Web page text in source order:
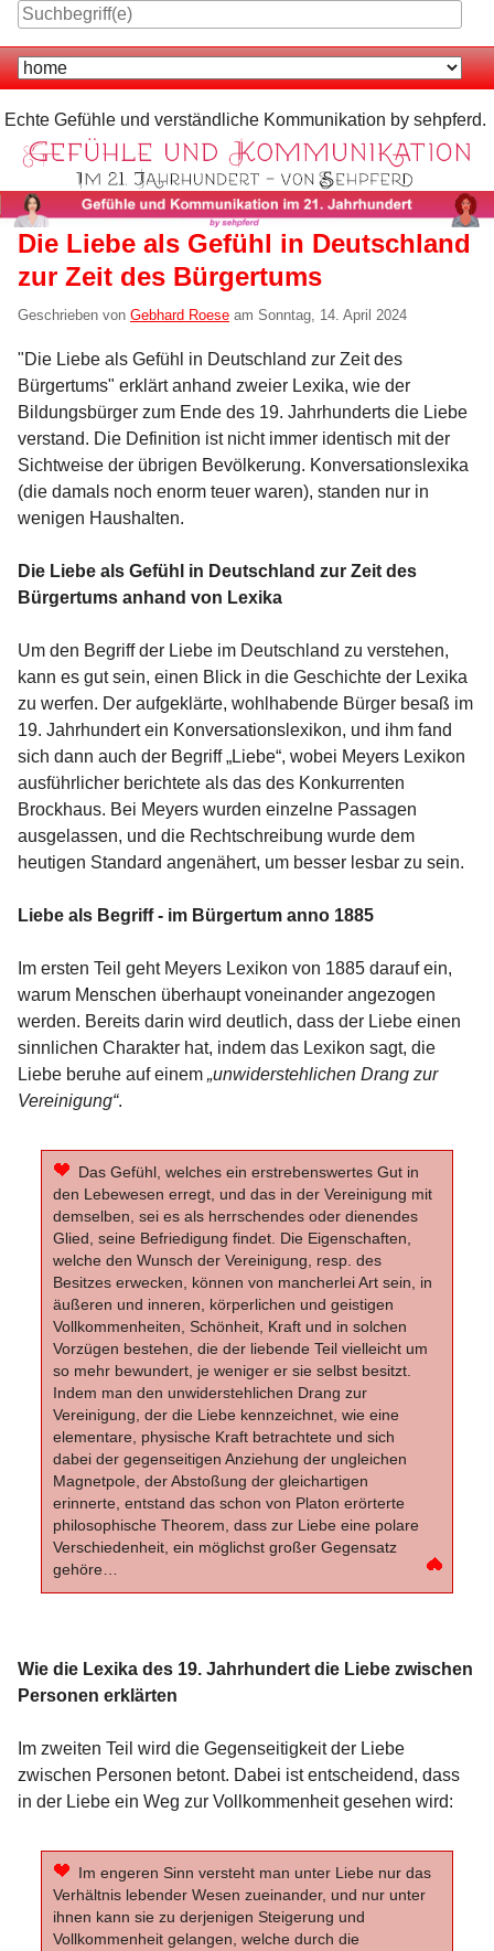
Skip
content
Navigation
Echte Gefühle und verständliche Kommunikation by sehpferd.
Die Liebe als Gefühl in Deutschland
zur Zeit des Bürgertums
Geschrieben von Gebhard Roese am Sonntag, 14. April 2024
"Die Liebe als Gefühl in Deutschland zur Zeit des
Bürgertums" erklärt anhand zweier Lexika, wie der
Bildungsbürger zum Ende des 19. Jahrhunderts die Liebe
verstand. Die Definition ist nicht immer identisch mit der
Sichtweise der übrigen Bevölkerung. Konversationslexika
(die damals noch enorm teuer waren), standen nur in
wenigen Haushalten.
Die Liebe als Gefühl in Deutschland zur Zeit des
Bürgertums anhand von Lexika
Um den Begriff der Liebe im Deutschland zu verstehen,
kann es gut sein, einen Blick in die Geschichte der Lexika
zu werfen. Der aufgeklärte, wohlhabende Bürger besaß im
19. Jahrhundert ein Konversationslexikon, und ihm fand
sich dann auch der Begriff „Liebe“, wobei Meyers Lexikon
ausführlicher berichtete als das des Konkurrenten
Brockhaus. Bei Meyers wurden einzelne Passagen
ausgelassen, und die Rechtschreibung wurde dem
heutigen Standard angenähert, um besser lesbar zu sein.
Liebe als Begriff - im Bürgertum anno 1885
Im ersten Teil geht Meyers Lexikon von 1885 darauf ein,
warum Menschen überhaupt voneinander angezogen
werden. Bereits darin wird deutlich, dass der Liebe einen
sinnlichen Charakter hat, indem das Lexikon sagt, die
Liebe beruhe auf einem „unwiderstehlichen Drang zur
Vereinigung“.
Das Gefühl, welches ein erstrebenswertes Gut in
den Lebewesen erregt, und das in der Vereinigung mit
demselben, sei es als herrschendes oder dienendes
Glied, seine Befriedigung findet. Die Eigenschaften,
welche den Wunsch der Vereinigung, resp. des
Besitzes erwecken, können von mancherlei Art sein, in
äußeren und inneren, körperlichen und geistigen
Vollkommenheiten, Schönheit, Kraft und in solchen
Vorzügen bestehen, die der liebende Teil vielleicht um
so mehr bewundert, je weniger er sie selbst besitzt.
Indem man den unwiderstehlichen Drang zur
Vereinigung, der die Liebe kennzeichnet, wie eine
elementare, physische Kraft betrachtete und sich
dabei der gegenseitigen Anziehung der ungleichen
Magnetpole, der Abstoßung der gleichartigen
erinnerte, entstand das schon von Platon erörterte
philosophische Theorem, dass zur Liebe eine polare
Verschiedenheit, ein möglichst großer Gegensatz
gehöre…
Wie die Lexika des 19. Jahrhundert die Liebe zwischen
Personen erklärten
Im zweiten Teil wird die Gegenseitigkeit der Liebe
zwischen Personen betont. Dabei ist entscheidend, dass
in der Liebe ein Weg zur Vollkommenheit gesehen wird:
Im engeren Sinn versteht man unter Liebe nur das
Verhältnis lebender Wesen zueinander, und nur unter
ihnen kann sie zu derjenigen Steigerung und
Vollkommenheit gelangen, welche durch die